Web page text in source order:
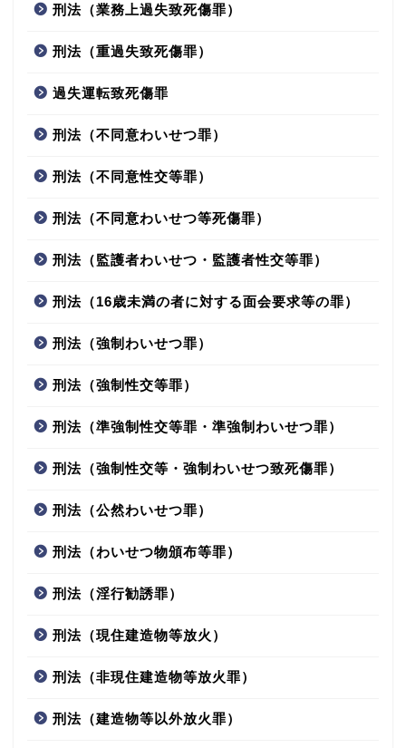
刑法（業務上過失致死傷罪）
刑法（重過失致死傷罪）
過失運転致死傷罪
刑法（不同意わいせつ罪）
刑法（不同意性交等罪）
刑法（不同意わいせつ等死傷罪）
刑法（監護者わいせつ・監護者性交等罪）
刑法（16歳未満の者に対する面会要求等の罪）
刑法（強制わいせつ罪）
刑法（強制性交等罪）
刑法（準強制性交等罪・準強制わいせつ罪）
刑法（強制性交等・強制わいせつ致死傷罪）
刑法（公然わいせつ罪）
刑法（わいせつ物頒布等罪）
刑法（淫行勧誘罪）
刑法（現住建造物等放火）
刑法（非現住建造物等放火罪）
刑法（建造物等以外放火罪）